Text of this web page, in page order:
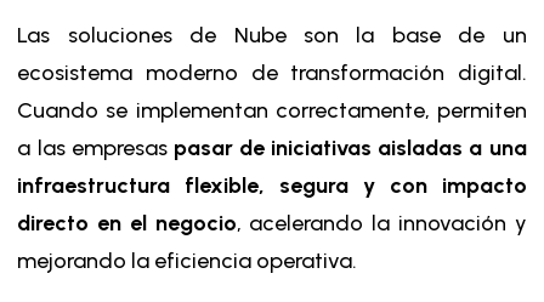
Las soluciones de Nube son la base de un
ecosistema moderno de transformación digital.
Cuando se implementan correctamente, permiten
a las empresas pasar de iniciativas aisladas a una
infraestructura flexible, segura y con impacto
directo en el negocio, acelerando la innovación y
mejorando la eficiencia operativa.